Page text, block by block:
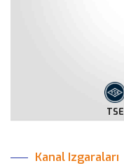
TSE
Kanal Izgaraları